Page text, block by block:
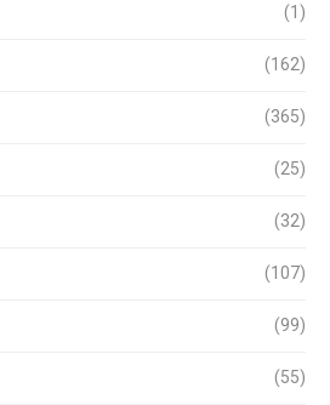
(1)
(162)
(365)
(25)
(32)
(107)
(99)
(55)